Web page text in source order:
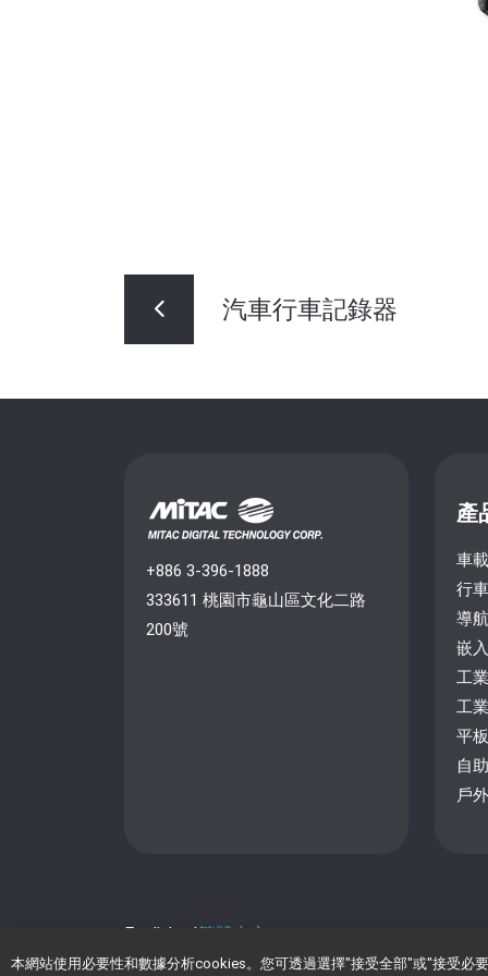
汽車行車記錄器
+886 3-396-1888
333611 桃園市龜山區文化二路
200號
產
車
行
導航
嵌
工
工
平板
自
戶
English 繁體中文
本網站使用必要性和數據分析cookies。您可透過選擇"接受全部"或"接受